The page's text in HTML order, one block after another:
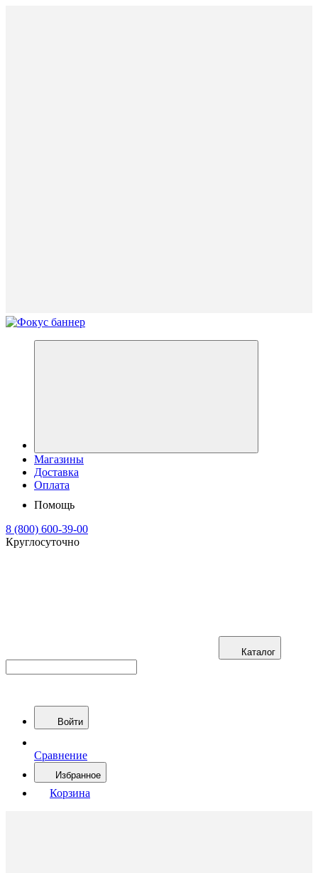
Магазины
Доставка
Оплата
Помощь
8 (800) 600-39-00
Круглосуточно
Каталог
Войти
Сравнение
Избранное
Корзина